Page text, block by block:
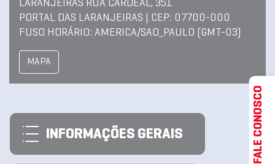
LARANJEIRAS RUA CARDEAL, 351
PORTAL DAS LARANJEIRAS | CEP: 07700-000
FUSO HORÁRIO: AMERICA/SAO_PAULO (GMT-03)
MAPA
INFORMAÇÕES GERAIS FALE CONOSCO